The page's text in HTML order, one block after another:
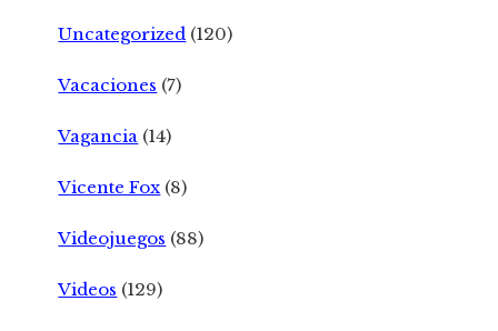
Uncategorized (120)
Vacaciones (7)
Vagancia (14)
Vicente Fox (8)
Videojuegos (88)
Videos (129)